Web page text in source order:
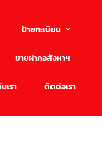
ป้ายทะเบียน
ขายฝากอสังหาฯ
เรา ติดต่อเรา